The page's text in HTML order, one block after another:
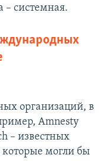
– системная.
организаций, в
Amnesty
– известных
могли бы